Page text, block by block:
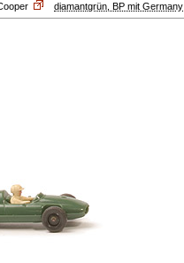
diamantgrün, BP mit Germany